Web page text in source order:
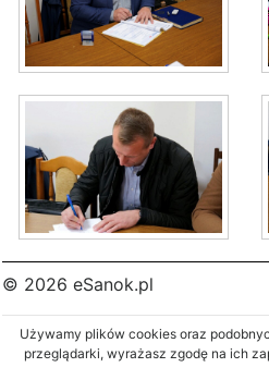
© 2026 eSanok.pl
Używamy plików cookies oraz
przeglądarki, wyrażasz zgodę na ich